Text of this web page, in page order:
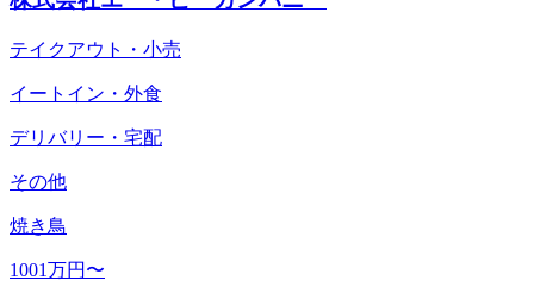
テイクアウト・小売
イートイン・外食
デリバリー・宅配
その他
焼き鳥
1001万円〜